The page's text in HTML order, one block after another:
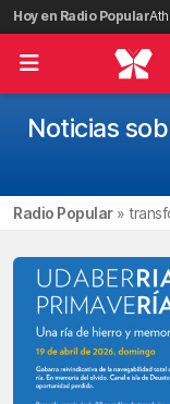
Saltar
al
contenido
Hoy en Radio Popular
Noticias
Radio Popular»